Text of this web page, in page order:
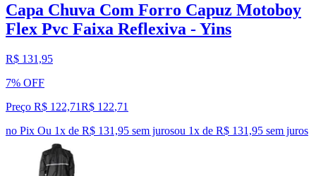
Capa Chuva Com Forro Capuz Motoboy
Flex Pvc Faixa Reflexiva - Yins
R$ 131,95
7% OFF
Preço R$ 122,71R$ 122,71
no Pix Ou 1x de R$ 131,95 sem jurosou 1x de R$ 131,95 sem juros